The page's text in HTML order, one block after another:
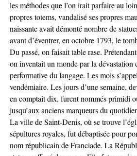
les méthodes que l’on irait parfaire au
propres totems, vandalisé ses propres
naissante avait démonté nombre de
avant d’éventrer, en octobre 1793, le
Du passé, on faisait table rase.
on inventait un monde par la dévastation
performative du langage. Les mois
vendémiaire. Les jours d’une semaine,
en comptait dix, furent nommés primidi
jusqu’aux anciens marqueurs du
La ville de Saint-Denis, où se trouve
sépultures royales, fut débaptisée pour
nom républicain de Franciade. La